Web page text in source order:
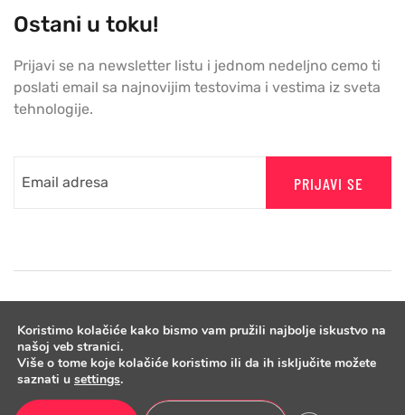
Ostani u toku!
Prijavi se na newsletter listu i jednom nedeljno cemo ti
poslati email sa najnovijim testovima i vestima iz sveta
tehnologije.
PRIJAVI SE
Koristimo kolačiće kako bismo vam pružili najbolje iskustvo na
našoj veb stranici.
Više o tome koje kolačiće koristimo ili da ih isključite možete
saznati u settings.